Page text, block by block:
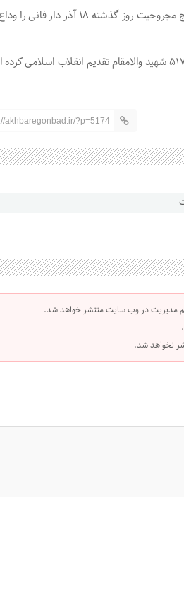
این جانباز ۷۰ درصد دوران دفاع مقدس پس از سال‌ها تحمل درد و رنج مجروحیت روز
akhbaregonbad.ir/?p=5174
مدیریت در وب سایت منتشر خواهد شد.
نخواهد شد.